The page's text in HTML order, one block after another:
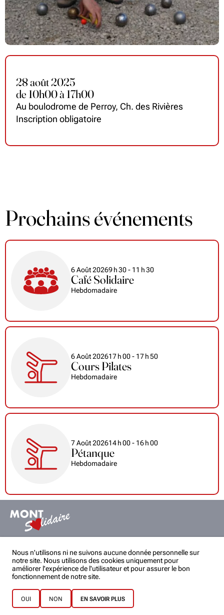
28 août 2025
de 10h00 à 17h00
Au boulodrome de Perroy, Ch. des Rivières
Inscription obligatoire
Prochains événements
6 Août 20269h30- 11 h30
Café Solidaire
Hebdomadaire
6 Août 202617h00- 17h50
Cours Pilates
Hebdomadaire
7 Août 202614h00- 16h00
Pétanque
Hebdomadaire
Mont solidaire
montsolidaire@gmail.com
Partenaires
Statuts
Politique de confidentialité
Structure
Événements passés
Batoille
Nous n'utilisons ni ne suivons aucune donnée personnelle sur
notre site. Nous utilisons des cookies uniquement pour
améliorer l'expérience de l'utilisateur et pour assurer le bon
fonctionnement de notre site.
OUI NON EN SAVOIR PLUS